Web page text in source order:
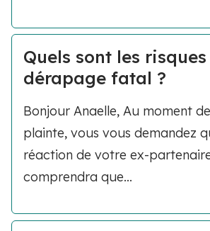
Quels sont les
dérapage fatal ?
Bonjour Anaelle, Au moment
plainte, vous vous demandez
réaction de votre ex-
comprendra que...